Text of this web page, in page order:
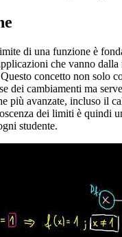
di una funzione è
che vanno dalla
concetto non solo
dei cambiamenti ma
più avanzate, incluso il
dei limiti è quindi
studente.